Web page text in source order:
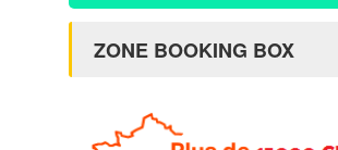
ZONE BOOKING BOX